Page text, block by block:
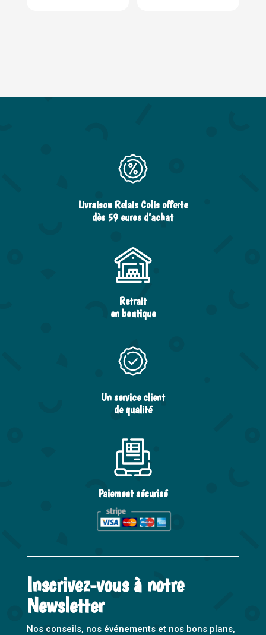
Livraison Relais Colis offerte
dès 59 euros d’achat
Retrait
en boutique
Un service client
de qualité
Paiement sécurisé
Inscrivez-vous à notre
Newsletter
Nos conseils, nos événements et nos bons plans,